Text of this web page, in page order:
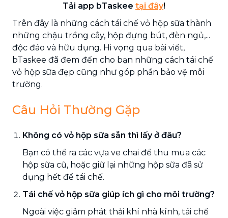
Tải app bTaskee tại đây!
Trên đây là những cách tái chế vỏ hộp sữa thành
những chậu trồng cây, hộp đựng bút, đèn ngủ,...
độc đáo và hữu dụng. Hi vọng qua bài viết,
bTaskee đã đem đến cho bạn những cách tái chế
vỏ hộp sữa đẹp cũng như góp phần bảo vệ môi
trường.
Câu Hỏi Thường Gặp
Không có vỏ hộp sữa sẵn thì lấy ở đâu?
Bạn có thể ra các vựa ve chai để thu mua các
hộp sữa cũ, hoặc giữ lại những hộp sữa đã sử
dụng hết để tái chế.
Tái chế vỏ hộp sữa giúp ích gì cho môi trường?
Ngoài việc giảm phát thải khí nhà kính, tái chế